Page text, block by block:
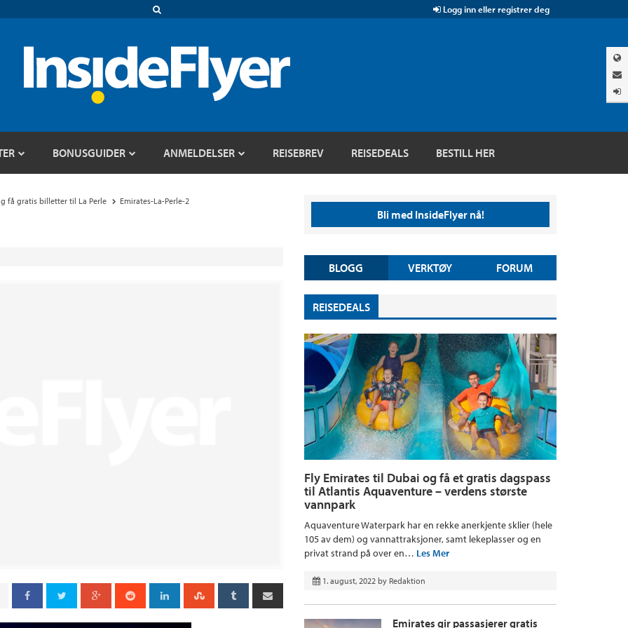
Logg inn eller registrer deg
BONUSGUIDER ANMELDELSER REISEBREV REISEDEALS BESTILL HER
få gratis billetter til La Perle Emirates-La-Perle-2
Bli med InsideFlyer nå!
BLOGG VERKTØY FORUM
REISEDEALS
Fly Emirates til Dubai og få et gratis dagspass
til Atlantis Aquaventure – verdens største
vannpark
Aquaventure Waterpark har en rekke anerkjente sklier (hele
105 av dem) og vannattraksjoner, samt lekeplasser og en
privat strand på over en… Les Mer
1. august, 2022 by Redaktion
Emirates gir passasjerer gratis